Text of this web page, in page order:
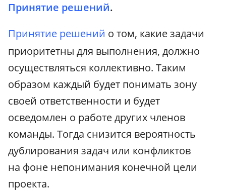
Принятие решений.
Принятие решений о том, какие задачи
приоритетны для выполнения, должно
осуществляться коллективно. Таким
образом каждый будет понимать зону
своей ответственности и будет
осведомлен о работе других членов
команды. Тогда снизится вероятность
дублирования задач или конфликтов
на фоне непонимания конечной цели
проекта.